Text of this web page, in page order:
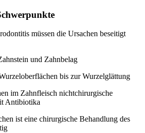
müssen die Ursachen beseitigt
und Zahnbelag
bis zur Wurzelglättung
im Zahnfleisch nichtchirurgische
Antibiotika
ist eine chirurgische Behandlung des